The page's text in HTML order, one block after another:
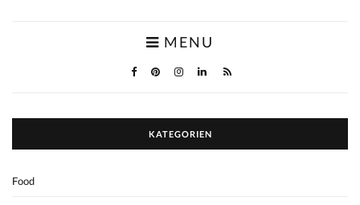
MENU
KATEGORIEN
Food